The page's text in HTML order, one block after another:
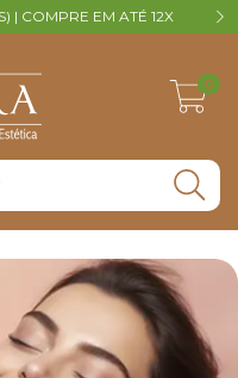
| COMPRE EM ATÉ 12X
0